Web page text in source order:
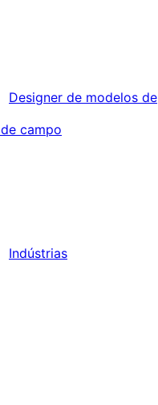
Designer de modelos de
campo
Indústrias